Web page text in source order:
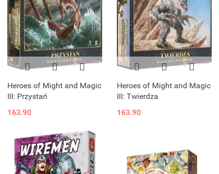
Heroes of Might and Magic
III: Przystań
163.90
Heroes of Might and Magic
III: Twierdza
163.90